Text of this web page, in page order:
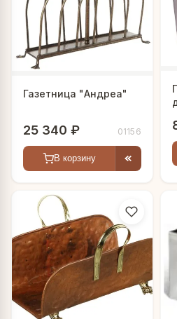
Газетница "Андреа"
25 340 ₽ 01156
В корзину